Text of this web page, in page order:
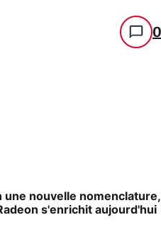
0
une nouvelle nomenclature,
s'enrichit aujourd'hui